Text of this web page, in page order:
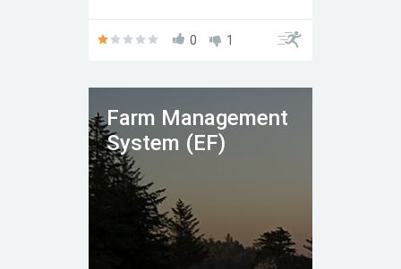
0 1
Farm Management
System (EF)